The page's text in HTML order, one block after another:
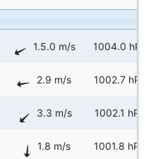
1.5.0 m/s 1004.0 hPa
2.9 m/s 1002.7 hPa
3.3 m/s 1002.1 hPa
1.8 m/s 1001.8 hPa